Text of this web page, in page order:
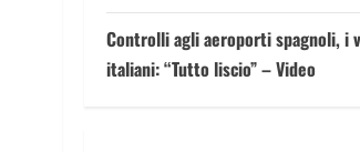
Controlli agli aeroporti spagnoli, i
italiani: “Tutto liscio” – Video